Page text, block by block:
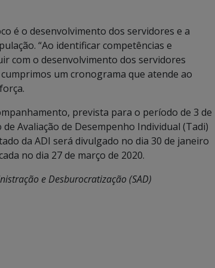
é o desenvolvimento dos servidores e a
“Ao identificar competências e
com o desenvolvimento dos servidores
um cronograma que atende ao
prevista para o período de 3 de
Avaliação de Desempenho Individual (Tadi)
da ADI será divulgado no dia 30 de janeiro
no dia 27 de março de 2020.
e Desburocratização (SAD)